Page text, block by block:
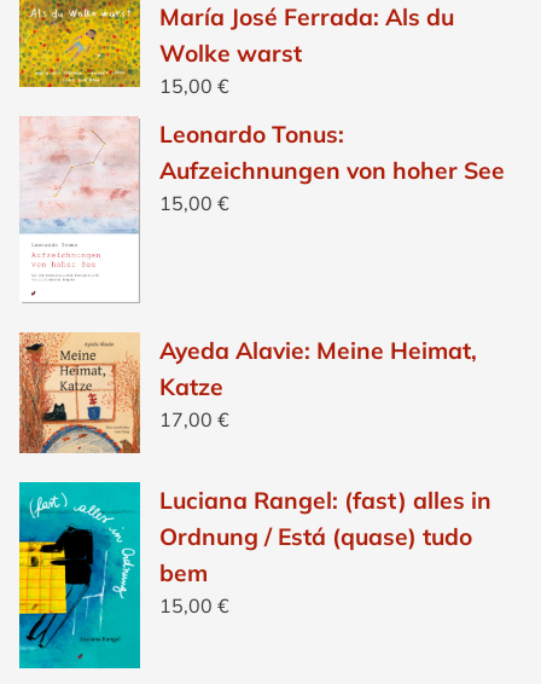
María José Ferrada: Als du
Wolke warst
15,00 €
Leonardo Tonus:
Aufzeichnungen von hoher See
15,00 €
Ayeda Alavie: Meine Heimat,
Katze
17,00 €
Luciana Rangel: (fast) alles in
Ordnung / Está (quase) tudo
bem
15,00 €